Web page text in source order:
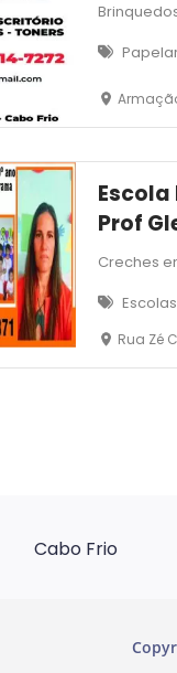
Prof
Creches
Rua Zé
Cabo Frio